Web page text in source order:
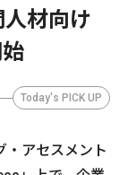
材向け
Today's PICK UP
・アセスメント